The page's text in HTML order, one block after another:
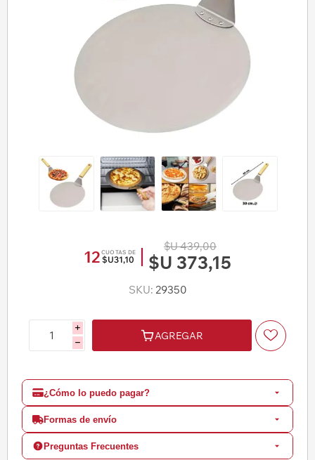
12 CUOTAS DE
$U31,10
$U 439,00
$U 373,15
SKU: 29350
i
h
AGREGAR
¿Cómo lo puedo pagar?
Formas de envío
Preguntas Frecuentes